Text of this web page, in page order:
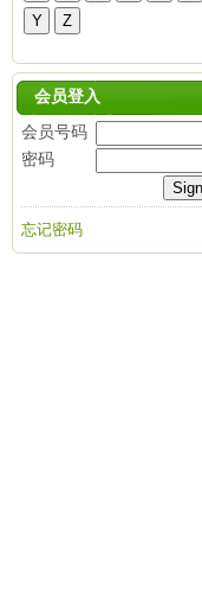
会员登入
会员号码
密码
忘记密码